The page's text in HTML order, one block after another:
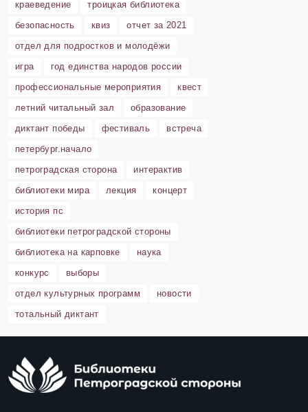
краеведение
троицкая библиотека
безопасность
квиз
отчет за 2021
отдел для подростков и молодёжи
игра
год единства народов россии
профессиональные мероприятия
квест
летний читальный зал
образование
диктант победы
фестиваль
встреча
петербург.начало
петроградская сторона
интерактив
библиотеки мира
лекция
концерт
история пс
библиотеки петроградской стороны
библиотека на карповке
наука
конкурс
выборы
отдел культурных программ
новости
тотальный диктант